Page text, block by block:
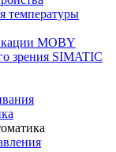
температуры
MOBY
зрения SIMATIC